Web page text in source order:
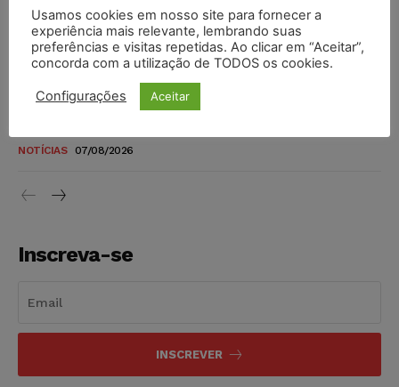
STF amplia isenção de IBS e CBS na compra de veículos
novos para pessoas com deficiência e autistas de todos os
níveis
DIREITO TRIBUTÁRIO 07/08/2026
Justiça do Trabalho mantém justa causa de empregado que
NOTÍCIAS 07/08/2026
Inscreva-se
INSCREVER
Usamos cookies em nosso site para fornecer a
experiência mais relevante, lembrando suas
preferências e visitas repetidas. Ao clicar em “Aceitar”,
concorda com a utilização de TODOS os cookies.
Configurações Aceitar